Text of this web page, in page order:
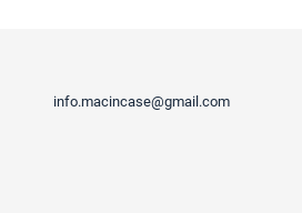
info.macincase@gmail.com